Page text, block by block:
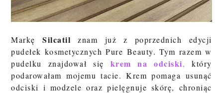
MarkęSilcatil znam już z poprzednich edycji
pudełek kosmetycznych Pure Beauty. Tym razem w
pudelku znajdował się krem na odciski,
który
podarowałam mojemu tacie. Krem pomaga usunąć
odciski i modzele oraz pielęgnuje skórę, chroniąc